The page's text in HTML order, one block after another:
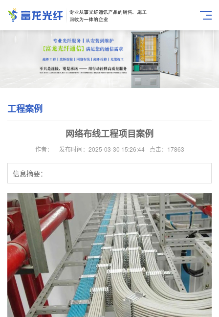
工程案例
网络布线工程项目案例
作者： 发布时间：2025-03-30 15:26:44 点击：17863
信息摘要：